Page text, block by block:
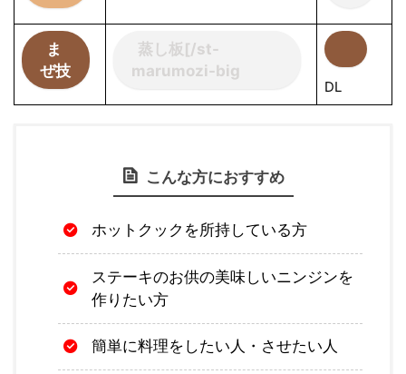
ま
ぜ技
蒸し板[/st-
marumozi-big
DL
こんな方におすすめ
ホットクックを所持している方
ステーキのお供の美味しいニンジンを
作りたい方
簡単に料理をしたい人・させたい人